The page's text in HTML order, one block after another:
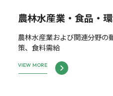
農林水産業・食品・
農林水産業および関連分野の
策、食料需給
VIEW MORE